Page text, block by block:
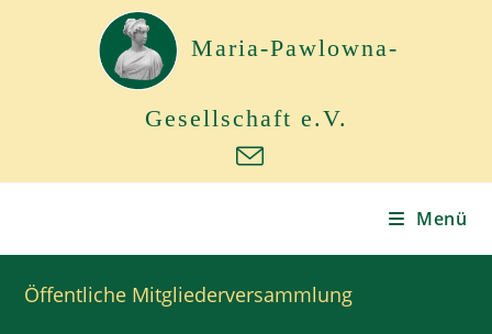
Maria-Pawlowna-
Gesellschaft e.V.
Menü
Öffentliche Mitgliederversammlung